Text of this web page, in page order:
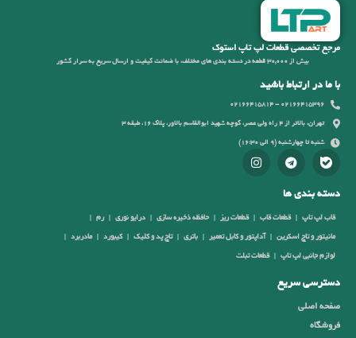
مرجع تخصصی قطعات لپ تاپ استوک
بیش از 30,000 قطعه در دسته بندی های مختلف، با ضمانت کیفیت و ارسال سریع به سرار کشور
با ما در ارتباط باشید
02166415396 - 02166415814
تهران، بالاتر از 4 راه ولی عصر، کوچه شهید ابوالقاسم بالاور، پلاک 16، طبقه 3
شنبه تا چهارشنبه (9 الی 16:30)
دسته بندی ها
قاب لپ تاپ قطعات قاب قطعات ریز حافظه ذخیره سازی درایو نوری رم
مانیتور و تاچ اسکرین آداپتور و کابل تعمیر باتری تاچ پد و کلیک کیبورد مادربرد
لوازم جانبی لپ تاپ قطعات تبلت
دسترسی سریع
صفحه اصلی
فروشگاه